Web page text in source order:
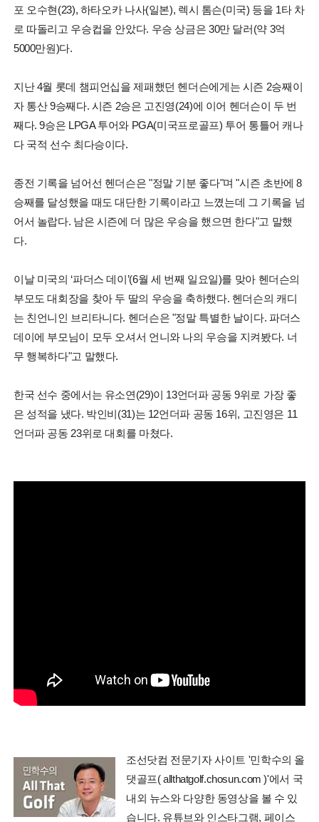
포 오수현(23), 하타오카 나사(일본), 렉시 톰슨(미국) 등을 1타 차
로 따돌리고 우승컵을 안았다. 우승 상금은 30만 달러(약 3억
5000만원)다.
지난 4월 롯데 챔피언십을 제패했던 헨더슨에게는 시즌 2승째이
자 통산 9승째다. 시즌 2승은 고진영(24)에 이어 헨더슨이 두 번
째다. 9승은 LPGA 투어와 PGA(미국프로골프) 투어 통틀어 캐나
다 국적 선수 최다승이다.
종전 기록을 넘어선 헨더슨은 "정말 기분 좋다"며 "시즌 초반에 8
승째를 달성했을 때도 대단한 기록이라고 느꼈는데 그 기록을 넘
어서 놀랍다. 남은 시즌에 더 많은 우승을 했으면 한다"고 말했
다.
이날 미국의 ‘파더스 데이’(6월 세 번째 일요일)를 맞아 헨더슨의
부모도 대회장을 찾아 두 딸의 우승을 축하했다. 헨더슨의 캐디
는 친언니인 브리타니다. 헨더슨은 "정말 특별한 날이다. 파더스
데이에 부모님이 모두 오셔서 언니와 나의 우승을 지켜봤다. 너
무 행복하다"고 말했다.
한국 선수 중에서는 유소연(29)이 13언더파 공동 9위로 가장 좋
은 성적을 냈다. 박인비(31)는 12언더파 공동 16위, 고진영은 11
언더파 공동 23위로 대회를 마쳤다.
조선닷컴 전문기자 사이트 '민학수의 올
댓골프( allthatgolf.chosun.com )'에서 국
내외 뉴스와 다양한 동영상을 볼 수 있
습니다. 유튜브와 인스타그램, 페이스